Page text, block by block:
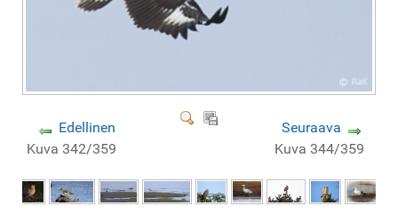
Edellinen
Kuva 342/359
Seuraava
Kuva 344/359